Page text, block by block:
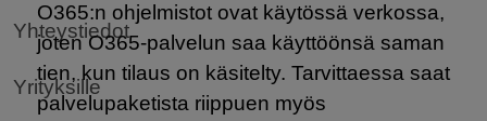
Yhteystiedot
Yrityksille
O365:n ohjelmistot ovat käytössä verkossa,
joten O365-palvelun saa käyttöönsä saman
tien, kun tilaus on käsitelty. Tarvittaessa saat
palvelupaketista riippuen myös